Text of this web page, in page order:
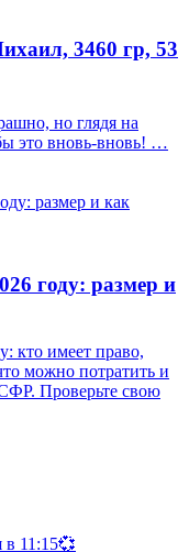
3460 гр, 53
но глядя на
это вновь-вновь! …
году: размер и
кто имеет право,
можно потратить и
Проверьте свою
в 11:15💞